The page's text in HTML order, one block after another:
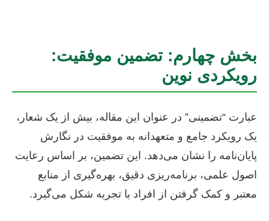
بخش چهارم: تضمین موفقیت:
رویکردی نوین
عبارت “تضمینی” در عنوان این مقاله، بیش از یک شعار،
یک رویکرد جامع و متعهدانه به موفقیت در نگارش
پایان‌نامه را نشان می‌دهد. این تضمین، بر اساس رعایت
اصول علمی، برنامه‌ریزی دقیق، بهره‌گیری از منابع
معتبر و کمک گرفتن از افراد با تجربه شکل می‌گیرد.